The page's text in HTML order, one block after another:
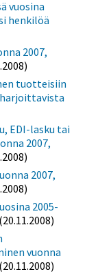
vuosina
henkilöä
2007,
tuotteisiin
EDI-lasku tai
2007,
2007,
2005-
(20.11.2008)
vuonna
(20.11.2008)